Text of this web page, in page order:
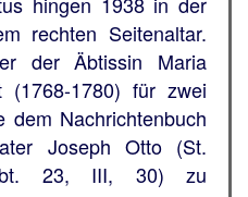
rechten Seitenaltar.
der Äbtissin Maria
(1768-1780) für zwei
dem Nachrichtenbuch
Joseph Otto (St.
23, III, 30) zu